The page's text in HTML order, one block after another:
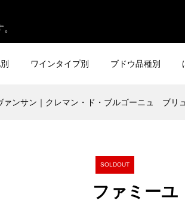
ワインタイプ別 ブドウ品種別
ァンサン｜クレマン・ド・ブルゴーニュ ブリ
SOLDOUT
ファミーユ